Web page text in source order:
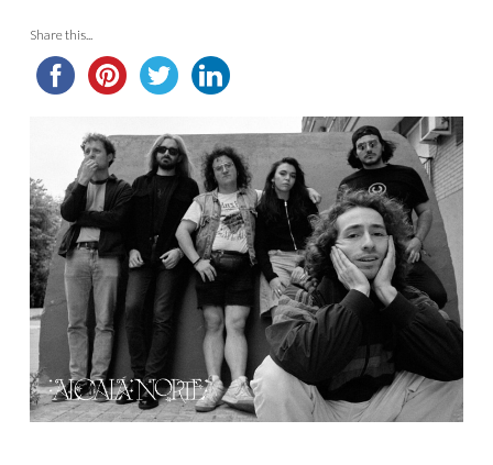
Share this...